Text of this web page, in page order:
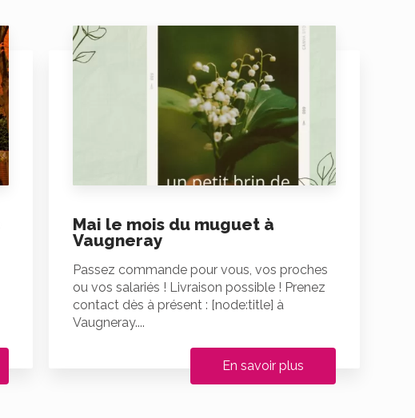
Mai le mois du muguet à
Vaugneray
Passez commande pour vous, vos proches
ou vos salariés ! Livraison possible ! Prenez
contact dès à présent : [node:title] à
Vaugneray....
En savoir plus